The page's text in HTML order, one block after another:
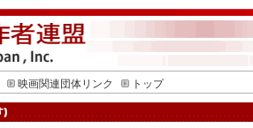
映画関連団体リンク トップ